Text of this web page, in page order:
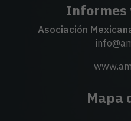
Informes
Asociación
Mapa